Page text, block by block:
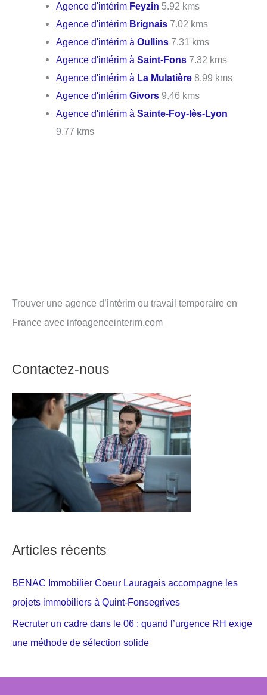
Agence d'intérim Feyzin 5.92 kms
Agence d'intérim Brignais 7.02 kms
Agence d'intérim àOullins 7.31 kms
Agence d'intérim àSaint-Fons 7.32 kms
Agence d'intérim à La Mulatière 8.99 kms
Agence d'intérimGivors 9.46 kms
Agence d'intérim àSainte-Foy-lès-Lyon
9.77 kms
Trouver une agence d’intérim ou travail temporaire en
France avec infoagenceinterim.com
Contactez-nous
Articles récents
BENAC Immobilier Coeur Lauragais accompagne les
projets immobiliers à Quint-Fonsegrives
Recruter un cadre dans le 06 : quand l’urgence RH exige
une méthode de sélection solide